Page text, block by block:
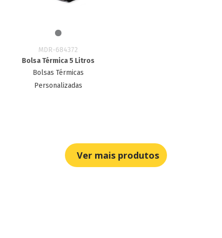
MDR-684372
Bolsa Térmica 5 Litros
Bolsas Térmicas
Personalizadas
Ver mais produtos